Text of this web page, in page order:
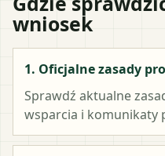
wniosek
1. Oficjalne zasady
Sprawdź aktualne
wsparcia i komunikaty